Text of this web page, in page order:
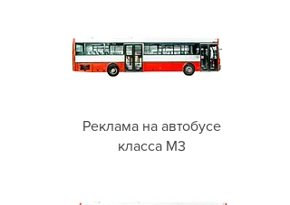
Реклама на автобусе
класса М3